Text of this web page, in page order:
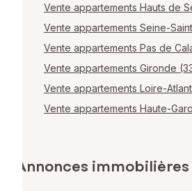
Vente appartements Hauts de
Vente appartements Seine-
Vente appartements Pas de
Vente appartements Gironde
Vente appartements Loire-
Vente appartements Haute-
Annonces